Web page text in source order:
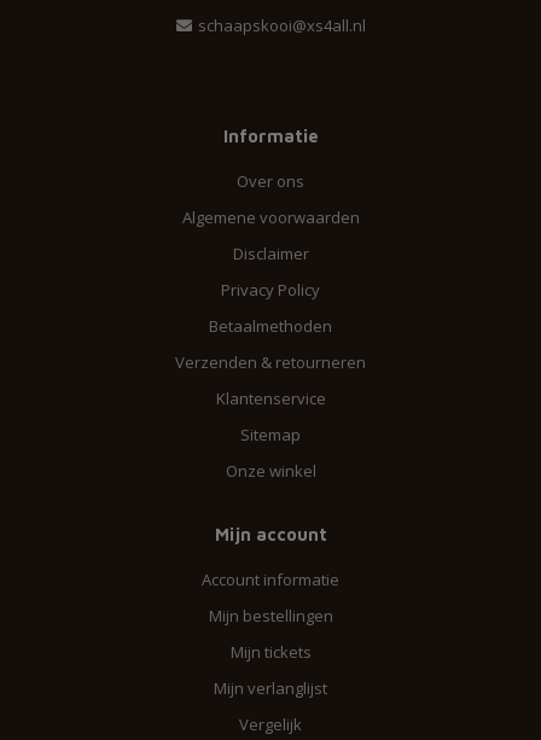
schaapskooi@xs4all.nl
Informatie
Over ons
Algemene voorwaarden
Disclaimer
Privacy Policy
Betaalmethoden
Verzenden & retourneren
Klantenservice
Sitemap
Onze winkel
Mijn account
Account informatie
Mijn bestellingen
Mijn tickets
Mijn verlanglijst
Vergelijk